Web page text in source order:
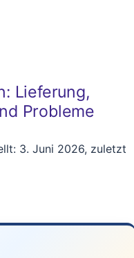
Lieferung,
Probleme
3. Juni 2026, zuletzt